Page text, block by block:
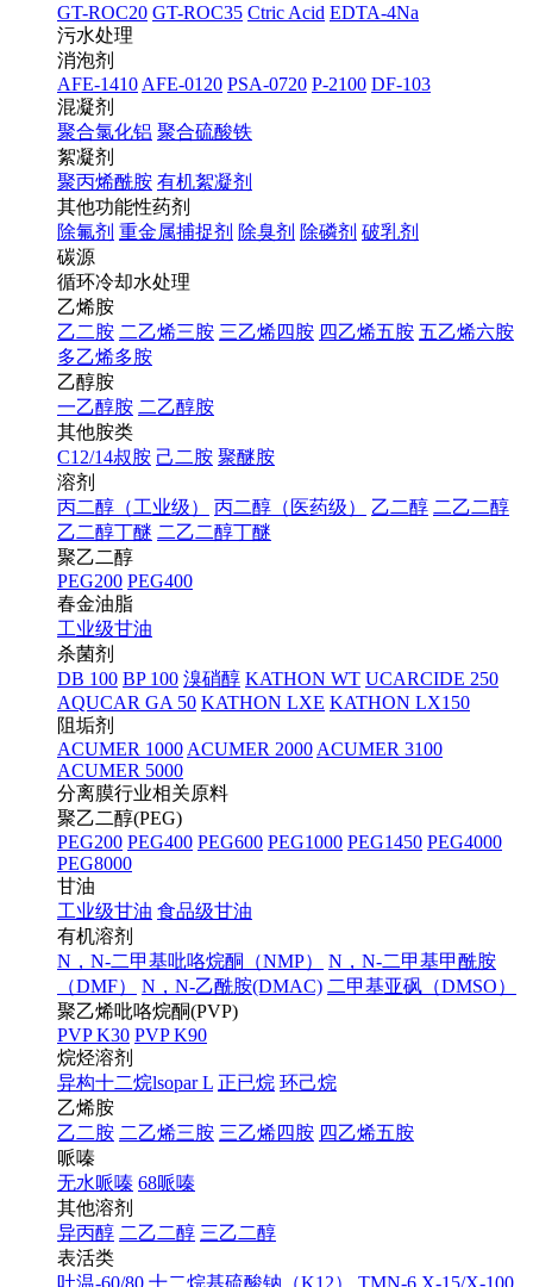
GT-ROC20 GT-ROC35 Ctric Acid EDTA-4Na
污水处理
消泡剂
AFE-1410 AFE-0120 PSA-0720 P-2100 DF-103
混凝剂
聚合氯化铝 聚合硫酸铁
絮凝剂
聚丙烯酰胺 有机絮凝剂
其他功能性药剂
除氟剂 重金属捕捉剂 除臭剂 除磷剂 破乳剂
碳源
循环冷却水处理
乙烯胺
乙二胺 二乙烯三胺 三乙烯四胺 四乙烯五胺 五乙烯六胺
多乙烯多胺
乙醇胺
一乙醇胺 二乙醇胺
其他胺类
C12/14叔胺 己二胺 聚醚胺
溶剂
丙二醇（工业级）
丙二醇（医药级） 乙二醇 二乙二醇
乙二醇丁醚 二乙二醇丁醚
聚乙二醇
PEG200 PEG400
春金油脂
工业级甘油
杀菌剂
DB 100 BP 100 溴硝醇 KATHON WT UCARCIDE 250
AQUCAR GA 50 KATHON LXE KATHON LX150
阻垢剂
ACUMER 1000 ACUMER 2000 ACUMER 3100
ACUMER 5000
分离膜行业相关原料
聚乙二醇(PEG)
PEG200 PEG400 PEG600 PEG1000 PEG1450 PEG4000
PEG8000
甘油
工业级甘油 食品级甘油
有机溶剂
N，N-二甲基吡咯烷酮（NMP）
N，N-二甲基甲酰胺
（DMF）
N，N-乙酰胺(DMAC) 二甲基亚砜（DMSO）
聚乙烯吡咯烷酮(PVP)
PVP K30 PVP K90
烷烃溶剂
异构十二烷lsopar L 正已烷 环己烷
乙烯胺
乙二胺 二乙烯三胺 三乙烯四胺 四乙烯五胺
哌嗪
无水哌嗪 68哌嗪
其他溶剂
异丙醇 二乙二醇 三乙二醇
表活类
吐温-60/80 十二烷基硫酸钠（K12） TMN-6 X-15/X-100